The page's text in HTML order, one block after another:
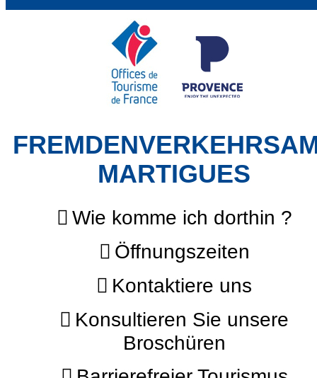
MARTIGUES
Wie komme ich dorthin ?
Öffnungszeiten
Kontaktiere uns
Konsultieren Sie unsere
Broschüren